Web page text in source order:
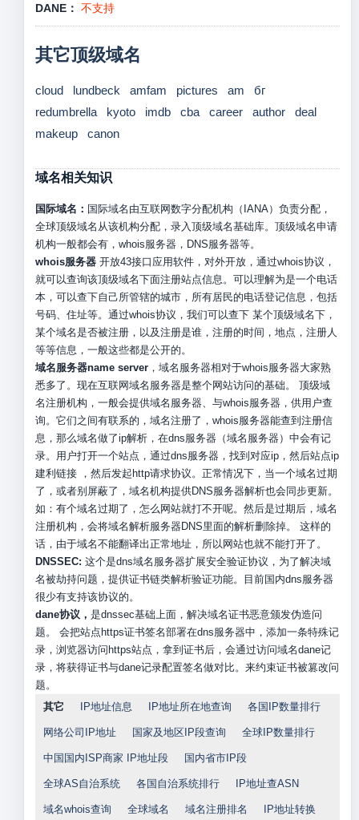
DANE： 不支持
其它顶级域名
cloud lundbeck amfam pictures am
бг
redumbrella
kyoto imdb cba career author
deal
makeup
canon
域名相关知识
国际域名： 国际域名由互联网数字分配机构（IANA）负责分配，
全球顶级域名从该机构分配，录入顶级域名基础库。顶级域名申请
机构一般都会有，whois服务器，DNS服务器等。
whois服务器开放43接口应用软件，对外开放，通过whois协议，
就可以查询该顶级域名下面注册站点信息。可以理解为是一个电话
本，可以查下自己所管辖的城市，所有居民的电话登记信息，包括
号码、住址等。通过whois协议，我们可以查下 某个顶级域名下，
某个域名是否被注册，以及注册是谁，注册的时间，地点，注册人
等等信息，一般这些都是公开的。
域名服务器name server，域名服务器相对于whois服务器大家熟
悉多了。现在互联网域名服务器是整个网站访问的基础。 顶级域
名注册机构，一般会提供域名服务器、与whois服务器，供用户查
询。它们之间有联系的，域名注册了，whois服务器能查到注册信
息，那么域名做了ip解析，在dns服务器（域名服务器）中会有记
录。用户打开一个站点，通过dns服务器，找到对应ip，然后站点ip
建利链接 ，然后发起http请求协议。正常情况下，当一个域名过期
了，或者别屏蔽了，域名机构提供DNS服务器解析也会同步更新。
如：有个域名过期了，怎么网站就打不开呢。然后是过期后，域名
注册机构，会将域名解析服务器DNS里面的解析删除掉。 这样的
话，由于域名不能翻译出正常地址，所以网站也就不能打开了。
DNSSEC: 这个是dns域名服务器扩展安全验证协议，为了解决域
名被劫持问题，提供证书链类解析验证功能。目前国内dns服务器
很少有支持该协议的。
dane协议， 是dnssec基础上面，解决域名证书恶意颁发伪造问
题。 会把站点https证书签名部署在dns服务器中，添加一条特殊记
录，浏览器访问https站点，拿到证书后，会通过访问域名dane记
录，将获得证书与dane记录配置签名做对比。来约束证书被篡改问
题。
其它
IP地址信息 IP地址所在地查询 各国IP数量排行
网络公司IP地址 国家及地区IP段查询 全球IP数量排行
中国国内ISP商家 IP地址段 国内省市IP段
全球AS自治系统 各国自治系统排行 IP地址查ASN
域名whois查询 全球域名 域名注册排名 IP地址转换